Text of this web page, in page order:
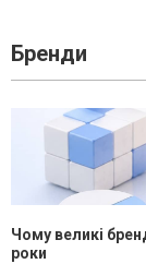
Бренди
Чому великі
роки